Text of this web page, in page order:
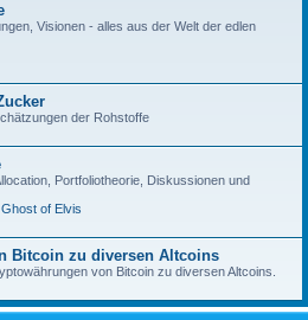
Visionen - alles aus der Welt der edlen
der Rohstoffe
Portfoliotheorie, Diskussionen und
of Elvis
Bitcoin zu diversen Altcoins
von Bitcoin zu diversen Altcoins.